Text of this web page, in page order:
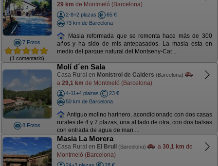
7 Fotos
(1 comentario)
29 km de Montmeló (Barcelona)
2-8+2 plazas
65 €
73 km de Barcelona
Masia reformada que se remonta hace más de 300
años y ha sido de mis antepasados. La masia esta en
medio del parque natural del Montseny-Cat ...
8 Fotos
Molí d´en Sala
Casa Rural en Monistrol de Calders (Barcelona)
a 29,1 km de Montmeló (Barcelona)
4-11+4 plazas
23 €
50 km de Barcelona
Antiguo molino harinero, acondicionado con dos casas
rurales de 4 y 7 plazas, una al lado de otra, con dos balsas
con entrada de agua de man ...
Masia La Morera
Casa Rural en El Brull (Barcelona) a 30,1 km de
Montmeló (Barcelona)